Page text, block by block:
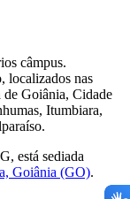
câmpus.
localizados nas
Goiânia, Cidade
Itumbiara,
está sediada
Goiânia (GO).